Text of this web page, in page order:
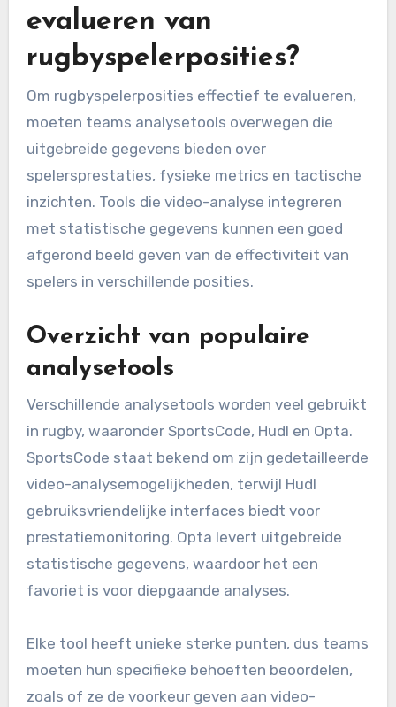
Welke analysetools zijn
het beste voor het
evalueren van
rugbyspelerposities?
Om rugbyspelerposities effectief te evalueren,
moeten teams analysetools overwegen die
spelersprestaties, fysieke metrics en tactische
inzichten. Tools die video-analyse integreren
met statistische gegevens kunnen een goed
afgerond beeld geven van de effectiviteit van
spelers in verschillende posities.
Overzicht van populaire
analysetools
Verschillende analysetools worden veel gebruikt
in rugby, waaronder SportsCode, Hudl en Opta.
video-analysemogelijkheden, terwijl Hudl
gebruiksvriendelijke interfaces biedt voor
prestatiemonitoring. Opta levert uitgebreide